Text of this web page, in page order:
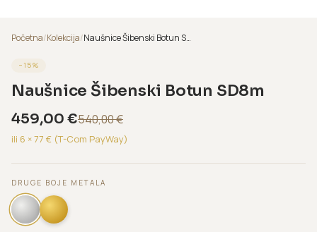
Početna/Kolekcija/ Naušnice Šibenski Botun SD8m
− 15%
Naušnice Šibenski Botun SD8m
459,00 €540,00€
ili 6 ×77 € (T-Com PayWay)
DRUGE BOJE METALA